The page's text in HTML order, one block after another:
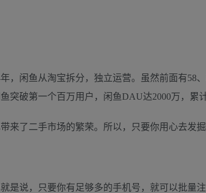
，闲鱼从淘宝拆分，独立运营。虽然前面有58
突破第一个百万用户，闲鱼DAU达2000万，累
来了二手市场的繁荣。所以，只要你用心去发
是说，只要你有足够多的手机号，就可以批量